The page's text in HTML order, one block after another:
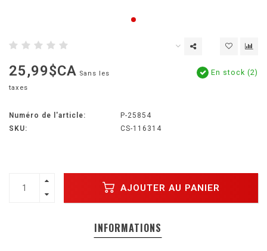
25,99$CA Sans les
taxes
En stock (2)
Numéro de l'article:
P-25854
SKU:
CS-116314
AJOUTER AU PANIER
INFORMATIONS